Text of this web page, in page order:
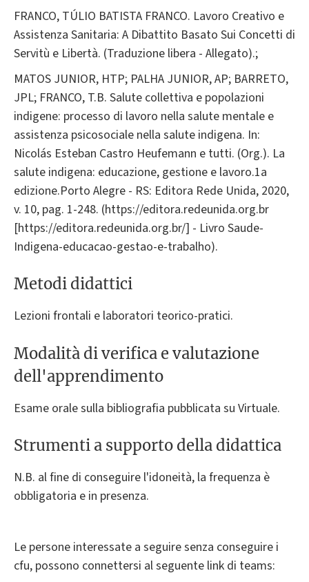
FRANCO, TÚLIO BATISTA FRANCO. Lavoro Creativo e
Assistenza Sanitaria: A Dibattito Basato Sui Concetti di
Servitù e Libertà. (Traduzione libera - Allegato).;
MATOS JUNIOR, HTP; PALHA JUNIOR, AP; BARRETO,
JPL; FRANCO, T.B. Salute collettiva e popolazioni
indigene: processo di lavoro nella salute mentale e
assistenza psicosociale nella salute indigena. In:
Nicolás Esteban Castro Heufemann e tutti. (Org.). La
salute indigena: educazione, gestione e lavoro.1a
edizione.Porto Alegre - RS: Editora Rede Unida, 2020,
v. 10, pag. 1-248. (https://editora.redeunida.org.br
[https://editora.redeunida.org.br/] - Livro Saude-
Indigena-educacao-gestao-e-trabalho).
Metodi didattici
Lezioni frontali e laboratori teorico-pratici.
Modalità di verifica e valutazione
dell'apprendimento
Esame orale sulla bibliografia pubblicata su Virtuale.
Strumenti a supporto della didattica
N.B. al fine di conseguire l'idoneità, la frequenza è
obbligatoria e in presenza.
Le persone interessate a seguire senza conseguire i
cfu, possono connettersi al seguente link di teams: